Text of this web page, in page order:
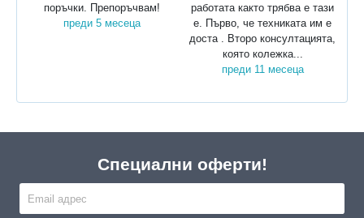
поръчки. Препоръчвам!
преди 5 месеца
работата както трябва е тази
е. Първо, че техниката им е
доста . Второ консултацията,
която колежка...
преди 11 месеца
Специални оферти!